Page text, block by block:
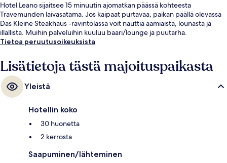
Hotel Leano sijaitsee 15 minuutin ajomatkan päässä kohteesta
Travemunden laivasatama. Jos kaipaat purtavaa, paikan päällä olevassa
Das Kleine Steakhaus -ravintolassa voit nauttia aamiaista, lounasta ja
illallista. Muihin palveluihin kuuluu baari/lounge ja puutarha.
Tietoa peruutusoikeuksista
Lisätietoja tästä majoituspaikasta
Yleistä
Hotellin koko
30 huonetta
2 kerrosta
Saapuminen/lähteminen